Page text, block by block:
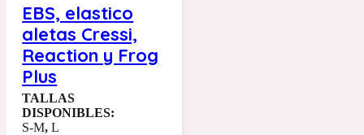
EBS, elastico
aletas Cressi,
Reaction y Frog
Plus
TALLAS
DISPONIBLES:
S-M,L